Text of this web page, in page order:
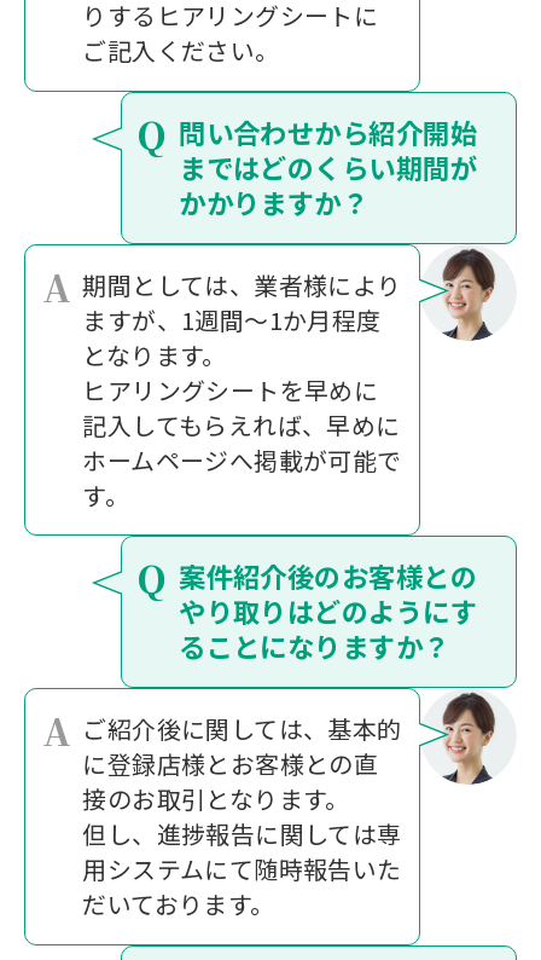
りするヒアリングシートに
ご記入ください。
Q 問い合わせから紹介開始
まではどのくらい期間が
かかりますか？
A 期間としては、業者様により
ますが、1週間～1か月程度
となります。
ヒアリングシートを早めに
記入してもらえれば、早めに
ホームページへ掲載が可能で
す。
Q 案件紹介後のお客様との
やり取りはどのようにす
ることになりますか？
A ご紹介後に関しては、基本的
に登録店様とお客様との直
接のお取引となります。
但し、進捗報告に関しては専
用システムにて随時報告いた
だいております。